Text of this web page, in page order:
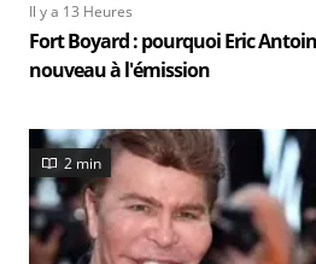
Il y a 13 Heures
Fort Boyard : pourquoi Eric
nouveau à l'émission
2 min